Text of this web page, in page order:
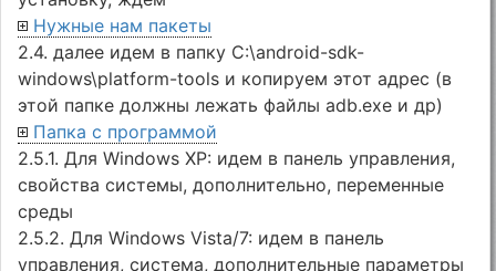
Нужные нам пакеты
2.4. далее идем в папку C:\android-sdk-
windows\platform-tools и копируем этот адрес (в
этой папке должны лежать файлы adb.exe и др)
Папка с программой
2.5.1. Для Windows XP: идем в панель управления,
свойства системы, дополнительно, переменные
среды
2.5.2. Для Windows Vista/7: идем в панель
управления, система, дополнительные параметры